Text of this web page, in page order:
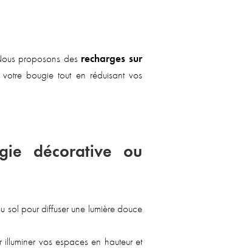
proposons des recharges sur
bougie tout en réduisant vos
décorative ou
sol pour diffuser une lumière douce
vos espaces en hauteur et